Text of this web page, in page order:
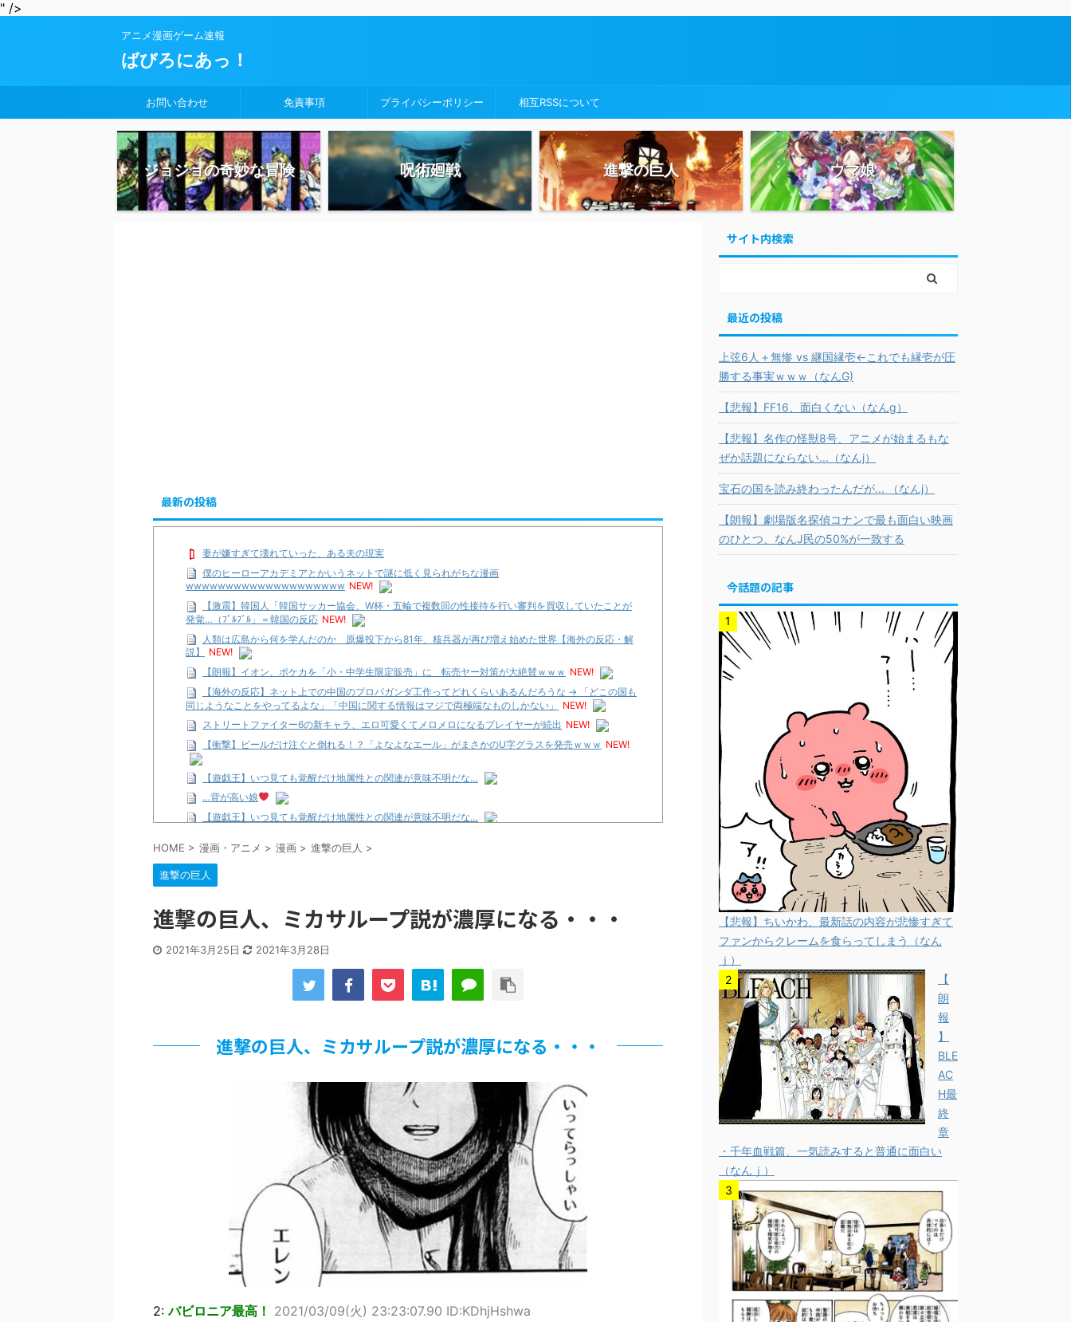
" />
アニメ漫画ゲーム速報
ばびろにあっ！
お問い合わせ 免責事項 プライバシーポリシー 相互RSSについて
ジョジョの奇妙な冒険 呪術廻戦 進撃の巨人 ウマ娘
最新の投稿
妻が嫌すぎて壊れていった、ある夫の現実
僕のヒーローアカデミアとかいうネットで謎に低く見られがちな漫画
wwwwwwwwwwwwwwwwwwww NEW!
【激震】韓国人「韓国サッカー協会、W杯・五輪で複数回の性接待を行い審判を買収していたことが
発覚…（ﾌﾞﾙﾌﾞﾙ」＝韓国の反応 NEW!
人類は広島から何を学んだのか 原爆投下から81年、核兵器が再び増え始めた世界【海外の反応・解
説】
NEW!
【朗報】イオン、ポケカを「小・中学生限定販売」に 転売ヤー対策が大絶賛ｗｗｗ NEW!
【海外の反応】ネット上での中国のプロパガンダ工作ってどれくらいあるんだろうな → 「どこの国も
同じようなことをやってるよな」「中国に関する情報はマジで両極端なものしかない」
NEW!
ストリートファイター6の新キャラ、エロ可愛くてメロメロになるプレイヤーが続出 NEW!
【衝撃】ビールだけ注ぐと倒れる！？「よなよなエール」がまさかのU字グラスを発売ｗｗｗ NEW!
【遊戯王】いつ見ても覚醒だけ地属性との関連が意味不明だな…
…背が高い娘
【遊戯王】いつ見ても覚醒だけ地属性との関連が意味不明だな…
【ギャルゲ】「千恋*万花」のアニメ化決定でKOTOKOが主題歌歌うよ！
【R-18】真・女神転生 Road to the Transcendence【二次創作】 第２０話
【画像】この女優さん、可愛すぎる
美少女図鑑AWARD2026グランプリ・榎本彩乃、グラビア披露！透明感が凄い！！
【朗報】齋藤飛鳥、前屈みで完全に見えてる動画が拡散されてしまう…
【画像】『プリズマ☆イリヤ』の新グッズ、流石に一線を越えてしまう
…背が高い娘
「洋画に日本版主題歌は必要か?」論争
超能力が使えるようになったので限界まで極める事にした件 その２
【画像】『プリズマ☆イリヤ』の新グッズ、流石に一線を越えてしまう
敵「ダンクーガは合体するまでが長過ぎてつまらない」←合体する前から面白いんだよなぁ
まとめチェッカーは閉鎖しました。RSSの解除をお願いします。
【信長の野望・新生】米問屋をどういう時にどこに建てるのかわからない
NHKにようこそ！を見終えたんだがｗｗｗ
Powered by livedoor 相互RSS
HOME > 漫画・アニメ > 漫画 > 進撃の巨人 >
進撃の巨人
進撃の巨人、ミカサループ説が濃厚になる・・・
2021年3月25日 2021年3月28日
進撃の巨人、ミカサループ説が濃厚になる・・・
2:バビロニア最高！ 2021/03/09(火) 23:23:07.90 ID:KDhjHshwa
サイト内検索
最近の投稿
上弦6人＋無惨 vs 継国縁壱←これでも縁壱が圧
勝する事実ｗｗｗ（なんG)
【悲報】FF16、面白くない（なんg）
【悲報】名作の怪獣8号、アニメが始まるもな
ぜか話題にならない...（なんj）
宝石の国を読み終わったんだが... （なんj）
【朗報】劇場版名探偵コナンで最も面白い映画
のひとつ、なんJ民の50%が一致する
今話題の記事
【悲報】ちいかわ、最新話の内容が悲惨すぎて
ファンからクレームを食らってしまう（なん
ｊ）
【
朗
報
】
BLE
AC
H最
終
章
・千年血戦篇、一気読みすると普通に面白い
（なんｊ）